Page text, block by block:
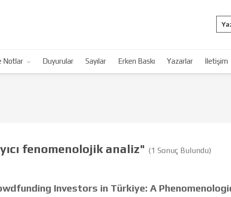
Notlar Duyurular Sayılar Erken Baskı Yazarlar İletişim
fenomenolojik analiz" (1 Sonuç Bulundu)
Investors in Türkiye: A